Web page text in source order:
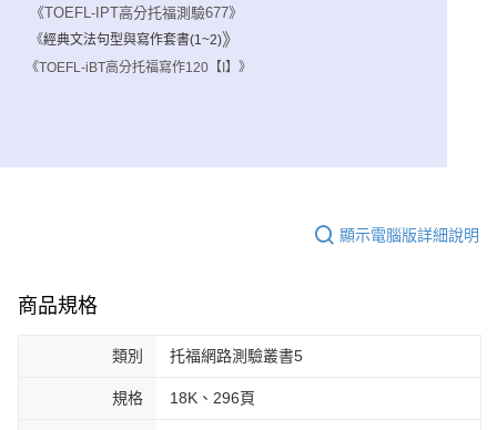
《TOEFL-IPT高分托福測驗677》
《經典文法句型與寫作套書(1~2)》
《TOEFL-iBT高分托福寫作120【I】》
顯示電腦版詳細說明
商品規格
類別 托福網路測驗叢書5
規格 18K、296頁